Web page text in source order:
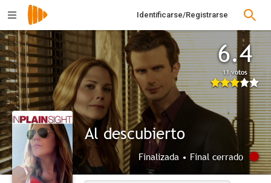
Identificarse/Registrarse
6.4
11 votos
Al descubierto
Finalizada • Final cerrado